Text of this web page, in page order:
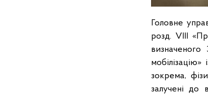
Головне
розд. VIII
визначеного
зокрема,
залучені до